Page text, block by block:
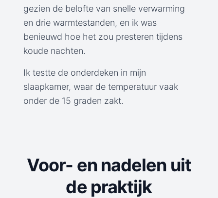
gezien de belofte van snelle verwarming
en drie warmtestanden, en ik was
benieuwd hoe het zou presteren tijdens
koude nachten.
Ik testte de onderdeken in mijn
slaapkamer, waar de temperatuur vaak
onder de 15 graden zakt.
Voor- en nadelen uit
de praktijk